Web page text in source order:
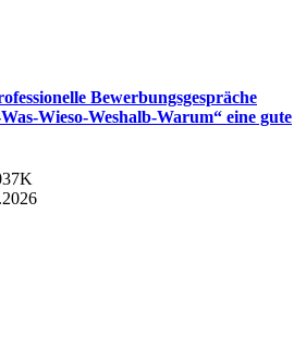
Bewerbungsgespräche
Wieso-Weshalb-Warum“ eine gute